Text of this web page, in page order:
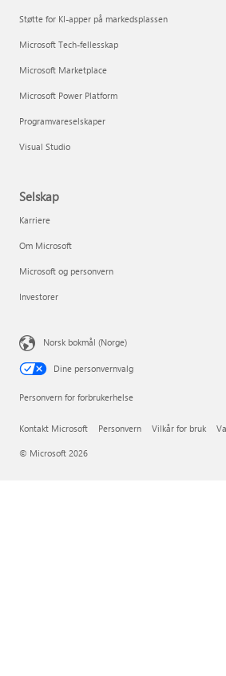
Støtte for KI-apper på markedsplassen
Microsoft Tech-fellesskap
Microsoft Marketplace
Microsoft Power Platform
Programvareselskaper
Visual Studio
Selskap
Karriere
Om Microsoft
Microsoft og personvern
Investorer
Norsk bokmål (Norge)
Dine personvernvalg
Personvern for forbrukerhelse
Kontakt Microsoft Personvern Vilkår for bruk
© Microsoft 2026